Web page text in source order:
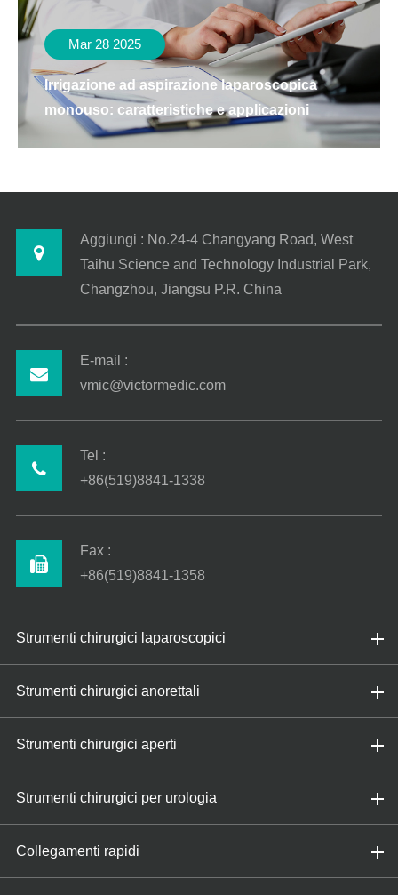
Mar 28 2025
Irrigazione ad aspirazione laparoscopica
monouso: caratteristiche e applicazioni
Aggiungi : No.24-4 Changyang Road, West
Taihu Science and Technology Industrial Park,
Changzhou, Jiangsu P.R. China
E-mail :
vmic@victormedic.com
Tel :
+86(519)8841-1338
Fax :
+86(519)8841-1358
Strumenti chirurgici laparoscopici
Strumenti chirurgici anorettali
Strumenti chirurgici aperti
Strumenti chirurgici per urologia
Collegamenti rapidi